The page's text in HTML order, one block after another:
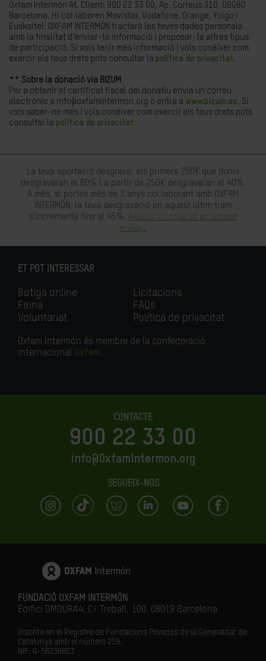
Oxfam Intermón At. Client: 900 22 33 00, Ap. Correus 310, 08080
Barcelona. Hi col·laboren Movistar, Vodafone, Orange, Yoigo i
Euskaltel. OXFAM INTERMÓN tractarà les teves dades personals
amb la finalitat d'enviar-te informació i proposar-te altres tipus
de participació. Si vols tenir més informació i vols conèixer com
exercir els teus drets pots consultar la política de privacitat.
** Sobre la donació via BIZUM
Per a obtenir el certificat fiscal del donatiu envia un correu
electrònic a info@oxfamintermon.org o entra a www.bizum.es. Si
vols saber-ne més i vols conéixer com exercir els teus drets pots
consultar la política de privacitat.
La teva aportació desgrava: els primers 250€ que donis
desgravaran el 80% i a partir de 250€ desgravaran el 40%.
A més, si portes més de 3 anys col·laborant amb OXFAM
INTERMÓN, la teva desgravació en aquest últim tram
s'incrementa fins al 45%. Amplia informació en aquest
enllaç.
ET POT INTERESSAR
Botiga online
Feina
Voluntariat
Licitacions
FAQs
Política de privacitat
Oxfam Intermón és membre de la confederació
internacional Oxfam.
CONTACTE
900 22 33 00
info@OxfamIntermon.org
SEGUEIX-NOS
FUNDACIÓ OXFAM INTERMÓN
Edifici DMOURA4. C/ Treball, 100. 08019 Barcelona
Inscrita en el Registre de Fundacions Privades de la Generalitat de
Catalunya amb el número 259.
NIF: G-58236803